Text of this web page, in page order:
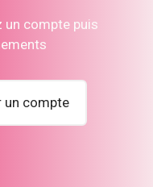
un compte puis
un compte